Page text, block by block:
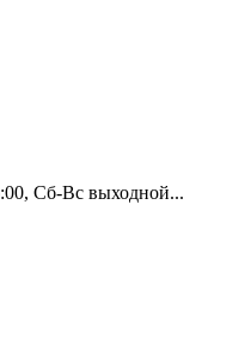
Cб-Вс выходной...